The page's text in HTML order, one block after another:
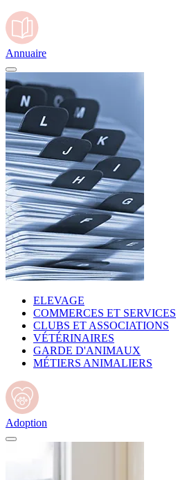
Annuaire
ELEVAGE
COMMERCES ET SERVICES
CLUBS ET ASSOCIATIONS
VÉTÉRINAIRES
GARDE D'ANIMAUX
MÉTIERS ANIMALIERS
Adoption